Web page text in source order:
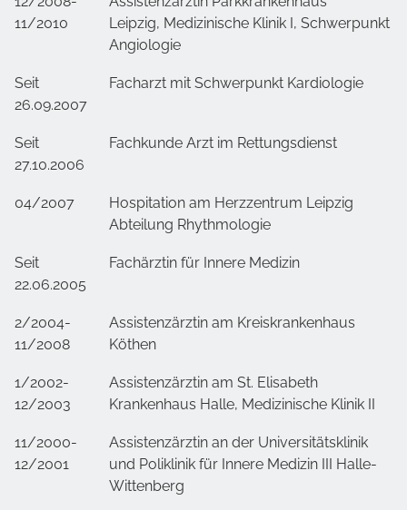
11/2010
Leipzig, Medizinische Klinik I, Schwerpunkt
Angiologie
Seit
26.09.2007
Facharzt mit Schwerpunkt Kardiologie
Seit
27.10.2006
Fachkunde Arzt im Rettungsdienst
04/2007
Hospitation am Herzzentrum Leipzig
Abteilung Rhythmologie
Seit
22.06.2005
Fachärztin für Innere Medizin
2/2004-
11/2008
Assistenzärztin am Kreiskrankenhaus
Köthen
1/2002-
12/2003
Assistenzärztin am St. Elisabeth
Krankenhaus Halle, Medizinische Klinik II
11/2000-
12/2001
Assistenzärztin an der Universitätsklinik
und Poliklinik für Innere Medizin III Halle-
Wittenberg